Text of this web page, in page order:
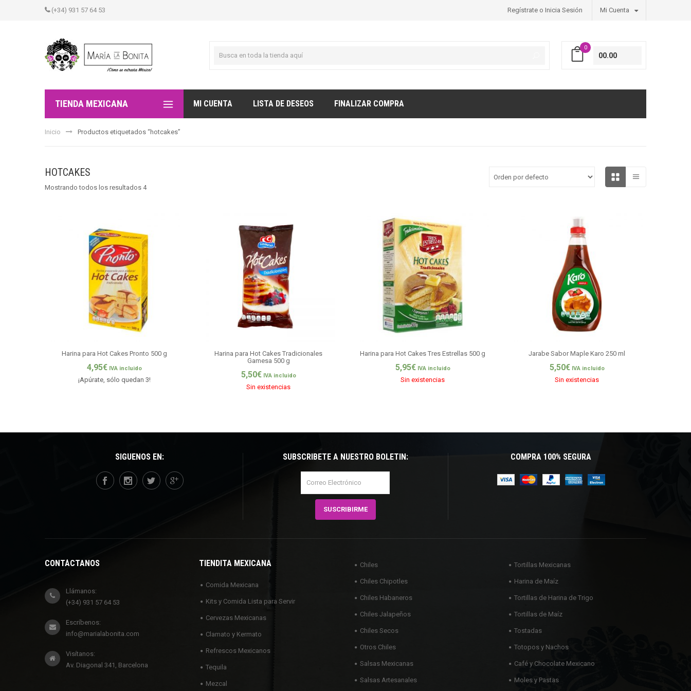
(+34) 931 57 64 53 Regístrate o Inicia Sesión Mi Cuenta
0
00.00
TIENDA MEXICANA MI CUENTA LISTA DE DESEOS FINALIZAR COMPRA
Inicio Productos etiquetados “hotcakes”
HOTCAKES
Mostrando todos los resultados 4
Harina para Hot Cakes Pronto 500 g
4,95€ IVA incluido
¡Apúrate, sólo quedan 3!
Harina para Hot Cakes Tradicionales
Gamesa 500 g
5,50€ IVA incluido
Sin existencias
Harina para Hot Cakes Tres Estrellas 500 g
5,95€ IVA incluido
Sin existencias
Jarabe Sabor Maple Karo 250 ml
5,50€ IVA incluido
Sin existencias
SÍGUENOS EN: SUBSCRÍBETE A NUESTRO BOLETÍN: COMPRA 100% SEGURA
CONTÁCTANOS
Llámanos:
(+34) 931 57 64 53
Escríbenos:
info@marialabonita.com
Visítanos:
Av. Diagonal 341, Barcelona
TIENDITA MEXICANA
Comida Mexicana
Kits y Comida Lista para Servir
Cervezas Mexicanas
Clamato y Kermato
Refrescos Mexicanos
Tequila
Mezcal
Chiles
Chiles Chipotles
Chiles Habaneros
Chiles Jalapeños
Chiles Secos
Otros Chiles
Salsas Mexicanas
Salsas Artesanales
Tortillas Mexicanas
Harina de Maíz
Tortillas de Harina de Trigo
Tortillas de Maíz
Tostadas
Totopos y Nachos
Café y Chocolate Mexicano
Moles y Pastas